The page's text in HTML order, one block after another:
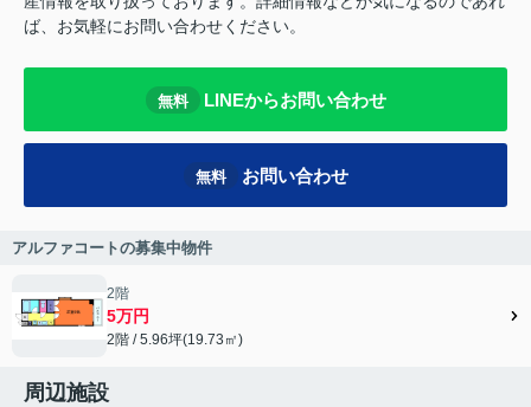
ば、お気軽にお問い合わせください。
無料 LINEからお問い合わせ
無料 お問い合わせ
アルファコートの募集中物件
2階
5万円
2階 / 5.96坪(19.73㎡)
周辺施設